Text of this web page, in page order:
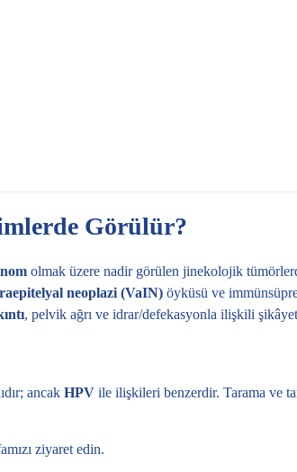
Görülür?
olmak üzere nadir görülen jinekolojik
neoplazi (VaIN)öyküsü ve
, pelvik ağrı ve idrar/defekasyonla ilişkili
ancak HPVile ilişkileri benzerdir. Tarama ve
ziyaret edin.